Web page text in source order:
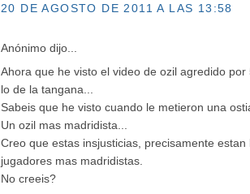
20 DE AGOSTO DE 2011 A LAS 13:58
Anónimo dijo...
Ahora que he visto el video de ozil agredido
lo de la tangana...
Sabeis que he visto cuando le metieron una
Un ozil mas madridista...
Creo que estas insjusticias, precisamente
jugadores mas madridistas.
No creeis?